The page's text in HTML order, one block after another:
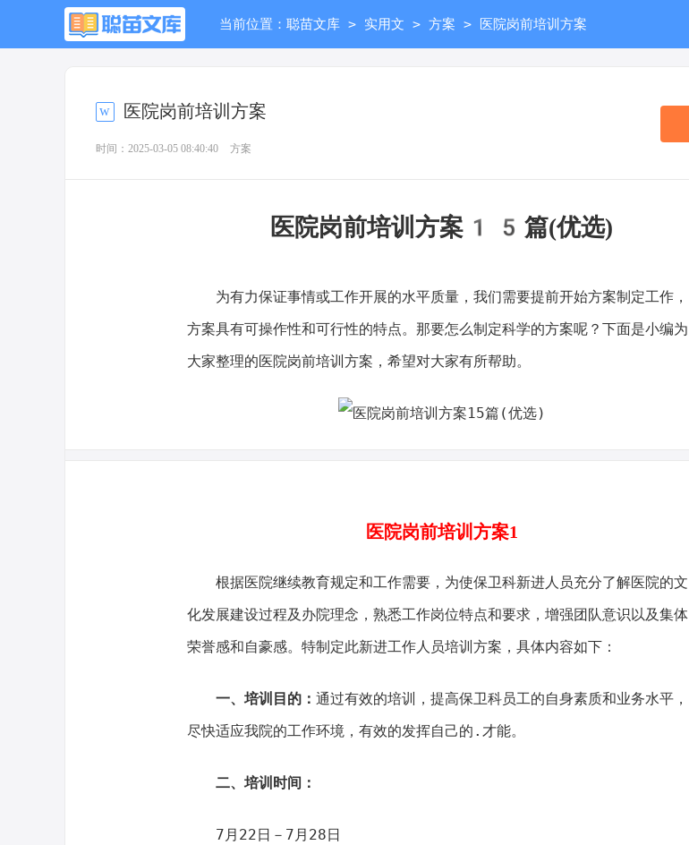
当前位置： 聪苗文库 > 实用文 > 方案 > 医院岗前培训方案
医院岗前培训方案
时间：2025-03-05 08:40:40 方案
医院岗前培训方案15篇(优选)
为有力保证事情或工作开展的水平质量，我们需要提前开始方案制定工作，
方案具有可操作性和可行性的特点。那要怎么制定科学的方案呢？下面是小编为
大家整理的医院岗前培训方案，希望对大家有所帮助。
医院岗前培训方案1
根据医院继续教育规定和工作需要，为使保卫科新进人员充分了解医院的文
化发展建设过程及办院理念，熟悉工作岗位特点和要求，增强团队意识以及集体
荣誉感和自豪感。特制定此新进工作人员培训方案，具体内容如下：
一、培训目的： 通过有效的培训，提高保卫科员工的自身素质和业务水平，
尽快适应我院的工作环境，有效的发挥自己的.才能。
二、培训时间：
7月22日－7月28日